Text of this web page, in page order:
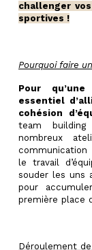
challenger
sportives !
Pourquoi faire
Pour
essentiel
cohésion
team
nombreux
le travail
souder les uns
pour
première place
Déroulement